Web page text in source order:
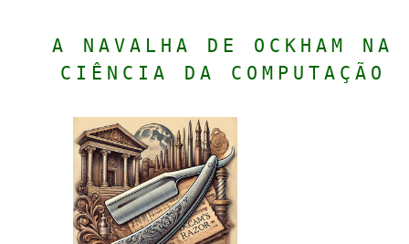
A NAVALHA DE OCKHAM NA
CIÊNCIA DA COMPUTAÇÃO